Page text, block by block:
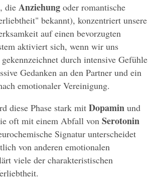
die Anziehung oder romantische
bekannt), konzentriert unsere
auf einen bevorzugten
aktiviert sich, wenn wir uns
durch intensive Gefühle
Gedanken an den Partner und ein
emotionaler Vereinigung.
diese Phase stark mit Dopamin
oft mit einem Abfall von Serotonin
Signatur unterscheidet
von anderen emotionalen
viele der charakteristischen